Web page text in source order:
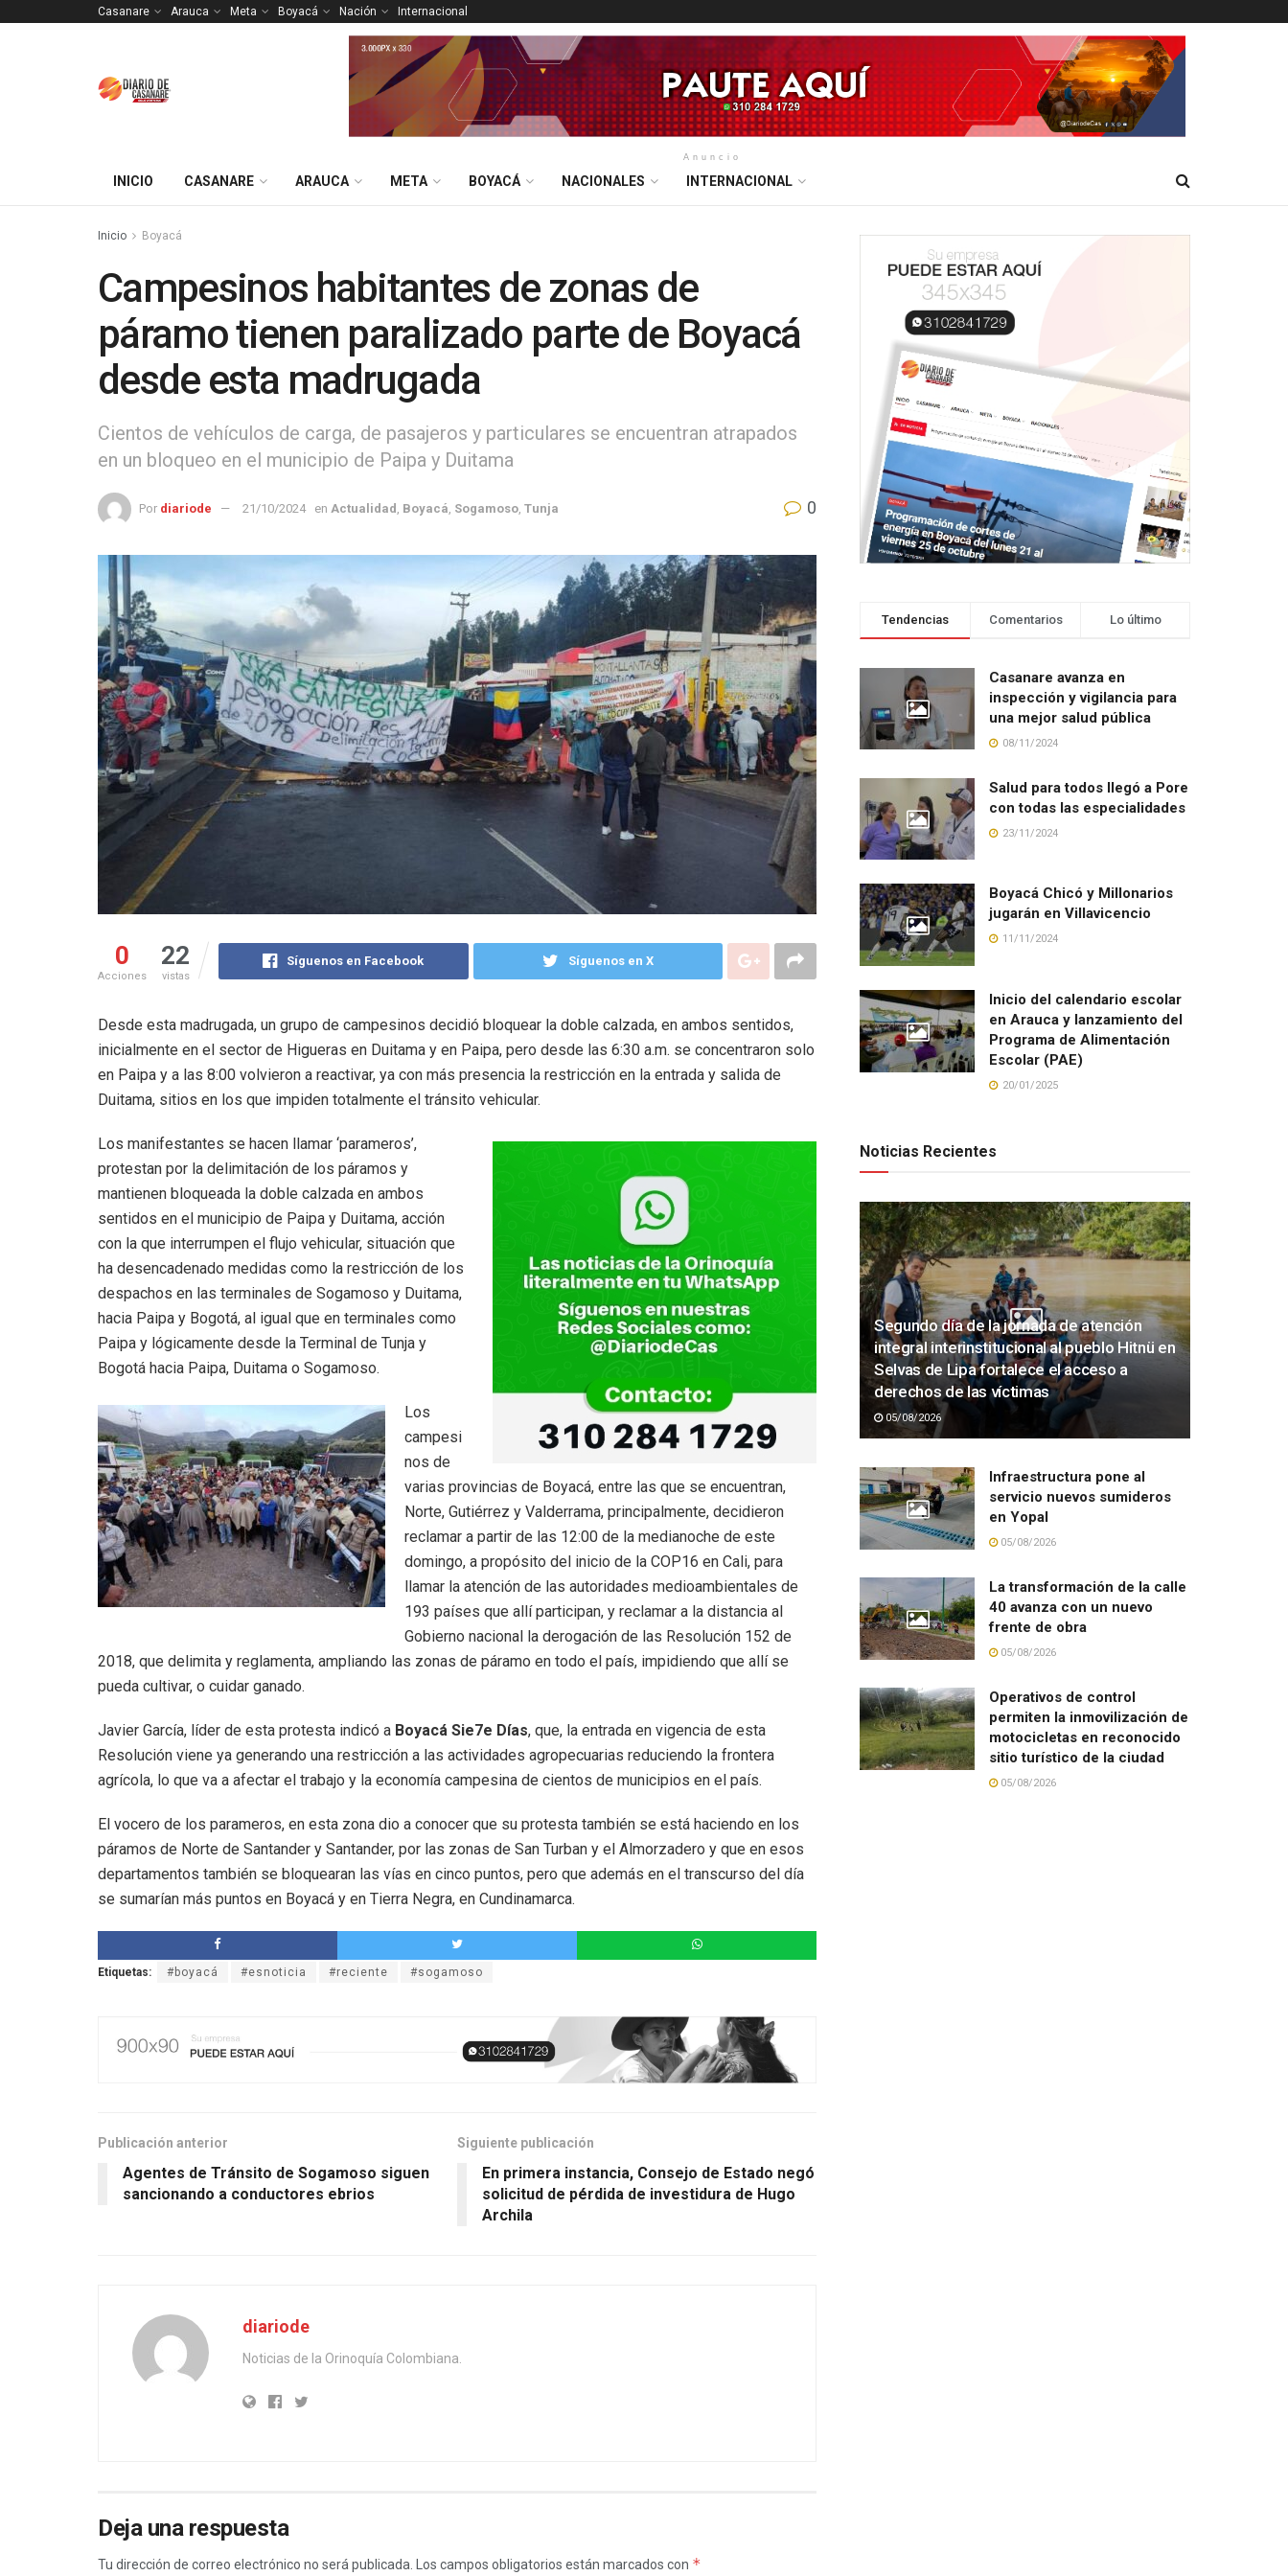
Casanare Arauca Meta Boyacá Nación Internacional
Anuncio
INICIO CASANARE ARAUCA META BOYACÁ NACIONALES INTERNACIONAL
Inicio Boyacá
Campesinos habitantes de zonas de
páramo tienen paralizado parte de Boyacá
desde esta madrugada
Cientos de vehículos de carga, de pasajeros y particulares se encuentran atrapados
en un bloqueo en el municipio de Paipa y Duitama
Por diariode 21/10/2024 en Actualidad Boyacá Sogamoso Tunja 0
0
Acciones
22
vistas
Síguenos en Facebook Síguenos en X
Desde esta madrugada, un grupo de campesinos decidió bloquear la doble calzada, en ambos sentidos,
inicialmente en el sector de Higueras en Duitama y en Paipa, pero desde las 6:30 a.m. se concentraron solo
en Paipa y a las 8:00 volvieron a reactivar, ya con más presencia la restricción en la entrada y salida de
Duitama, sitios en los que impiden totalmente el tránsito vehicular.
Los manifestantes se hacen llamar ‘parameros’,
protestan por la delimitación de los páramos y
mantienen bloqueada la doble calzada en ambos
sentidos en el municipio de Paipa y Duitama, acción
con la que interrumpen el flujo vehicular, situación que
ha desencadenado medidas como la restricción de los
despachos en las terminales de Sogamoso y Duitama,
hacia Paipa y Bogotá, al igual que en terminales como
Paipa y lógicamente desde la Terminal de Tunja y
Bogotá hacia Paipa, Duitama o Sogamoso.
Los
campesi
nos de
varias provincias de Boyacá, entre las que se encuentran,
Norte, Gutiérrez y Valderrama, principalmente, decidieron
reclamar a partir de las 12:00 de la medianoche de este
domingo, a propósito del inicio de la COP16 en Cali, para
llamar la atención de las autoridades medioambientales de
193 países que allí participan, y reclamar a la distancia al
Gobierno nacional la derogación de las Resolución 152 de
2018, que delimita y reglamenta, ampliando las zonas de páramo en todo el país, impidiendo que allí se
pueda cultivar, o cuidar ganado.
Javier García, líder de esta protesta indicó a Boyacá Sie7e Días, que, la entrada en vigencia de esta
Resolución viene ya generando una restricción a las actividades agropecuarias reduciendo la frontera
agrícola, lo que va a afectar el trabajo y la economía campesina de cientos de municipios en el país.
El vocero de los parameros, en esta zona dio a conocer que su protesta también se está haciendo en los
páramos de Norte de Santander y Santander, por las zonas de San Turban y el Almorzadero y que en esos
departamentos también se bloquearan las vías en cinco puntos, pero que además en el transcurso del día
se sumarían más puntos en Boyacá y en Tierra Negra, en Cundinamarca.
Etiquetas: #boyacá #esnoticia #reciente #sogamoso
Publicación anterior
Agentes de Tránsito de Sogamoso siguen
sancionando a conductores ebrios
Siguiente publicación
En primera instancia, Consejo de Estado negó
solicitud de pérdida de investidura de Hugo
Archila
diariode
Noticias de la Orinoquía Colombiana.
Deja una respuesta
Tu dirección de correo electrónico no será publicada. Los campos obligatorios están marcados con *
Tendencias Comentarios Lo último
Casanare avanza en
inspección y vigilancia para
una mejor salud pública
08/11/2024
Salud para todos llegó a Pore
con todas las especialidades
23/11/2024
Boyacá Chicó y Millonarios
jugarán en Villavicencio
11/11/2024
Inicio del calendario escolar
en Arauca y lanzamiento del
Programa de Alimentación
Escolar (PAE)
20/01/2025
Noticias Recientes
Segundo día de la jornada de atención
integral interinstitucional al pueblo Hitnü en
Selvas de Lipa fortalece el acceso a
derechos de las víctimas
05/08/2026
Infraestructura pone al
servicio nuevos sumideros
en Yopal
05/08/2026
La transformación de la calle
40 avanza con un nuevo
frente de obra
05/08/2026
Operativos de control
permiten la inmovilización de
motocicletas en reconocido
sitio turístico de la ciudad
05/08/2026